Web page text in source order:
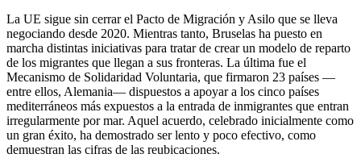
La UE sigue sin cerrar el Pacto de Migración y Asilo que se lleva
negociando desde 2020. Mientras tanto, Bruselas ha puesto en
marcha distintas iniciativas para tratar de crear un modelo de reparto
de los migrantes que llegan a sus fronteras. La última fue el
Mecanismo de Solidaridad Voluntaria, que firmaron 23 países —
entre ellos, Alemania— dispuestos a apoyar a los cinco países
mediterráneos más expuestos a la entrada de inmigrantes que entran
irregularmente por mar. Aquel acuerdo, celebrado inicialmente como
un gran éxito, ha demostrado ser lento y poco efectivo, como
demuestran las cifras de las reubicaciones.